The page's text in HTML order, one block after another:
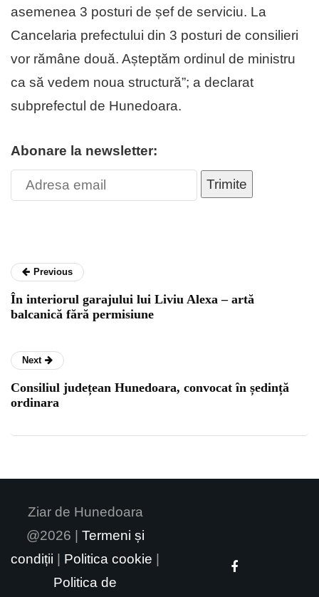
asemenea 3 posturi de șef de serviciu. La
Cancelaria pre­fectului din 3 posturi de consilieri
vor rămâne două. Așteptăm ordinul de ministru
ca să vedem noua structură”; a declarat
subprefectul de Hunedoara.
Abonare la newsletter:
Trimite
Previous
În interiorul garajului lui Liviu Alexa – artă
balcanică fără permisiune
Next
Consiliul județean Hunedoara, convocat în ședință
ordinara
Ziar de Hunedoara
@2026 | Termeni și
condiții | Politica cookie |
Politica de